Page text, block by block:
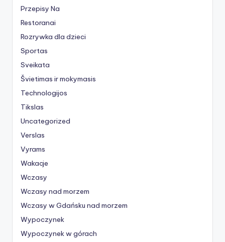
Przepisy Na
Restoranai
Rozrywka dla dzieci
Sportas
Sveikata
Švietimas ir mokymasis
Technologijos
Tikslas
Uncategorized
Verslas
Vyrams
Wakacje
Wczasy
Wczasy nad morzem
Wczasy w Gdańsku nad morzem
Wypoczynek
Wypoczynek w górach